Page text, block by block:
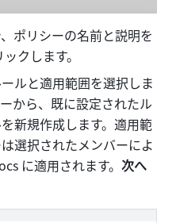
ポリシーの名前と説明を
クします。
ルと適用範囲を選択しま
から、既に設定されたル
新規作成します。適用範
選択されたメンバーによ
に適用されます。